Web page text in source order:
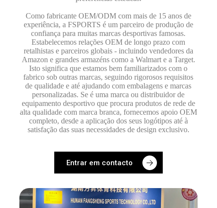
Como fabricante OEM/ODM com mais de 15 anos de
experiência, a FSPORTS é um parceiro de produção de
confiança para muitas marcas desportivas famosas.
Estabelecemos relações OEM de longo prazo com
retalhistas e parceiros globais - incluindo vendedores da
Amazon e grandes armazéns como a Walmart e a Target.
Isto significa que estamos bem familiarizados com o
fabrico sob outras marcas, seguindo rigorosos requisitos
de qualidade e até ajudando com embalagens e marcas
personalizadas. Se é uma marca ou distribuidor de
equipamento desportivo que procura produtos de rede de
alta qualidade com marca branca, fornecemos apoio OEM
completo, desde a aplicação dos seus logótipos até à
satisfação das suas necessidades de design exclusivo.
Entrar em contacto